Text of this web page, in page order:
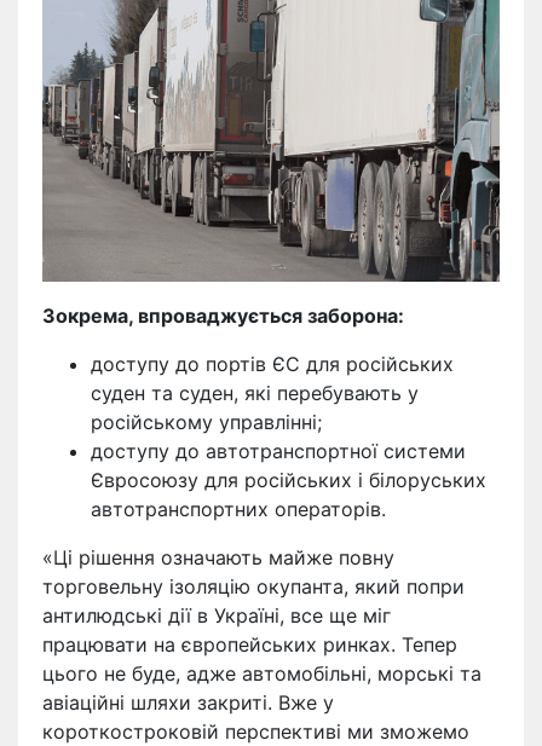
Зокрема, впроваджується заборона:
доступу до портів ЄС для російських
суден та суден, які перебувають у
російському управлінні;
доступу до автотранспортної системи
Євросоюзу для російських і білоруських
автотранспортних операторів.
«Ці рішення означають майже повну
торговельну ізоляцію окупанта, який попри
антилюдські дії в Україні, все ще міг
працювати на європейських ринках. Тепер
цього не буде, адже автомобільні, морські та
авіаційні шляхи закриті. Вже у
короткостроковій перспективі ми зможемо